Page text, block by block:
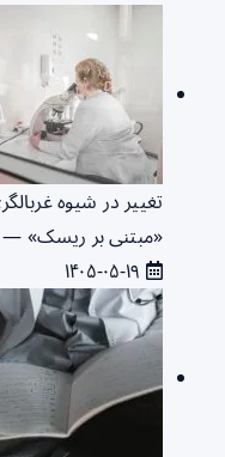
تغییر در شیوه
«مبتنی بر ریسک» —